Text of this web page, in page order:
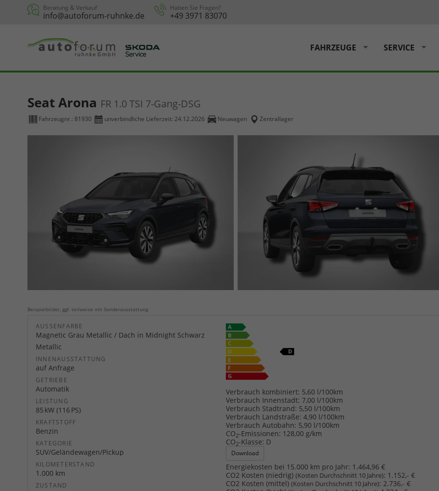
Beratung & Verkauf
info@autoforum-ruhnke.de
Haben Sie Fragen?
+49 3971 83070
FAHRZEUGE SERVICE
Seat Arona FR 1.0 TSI 7-Gang-DSG
Fahrzeugnr.: 81930 unverbindliche Lieferzeit: 24.12.2026 Neuwagen Zentrallager
Beispielbilder, ggf. teilweise mit Sonderausstattung
AUSSENFARBE
Magnetic Grau Metallic / Dach in Midnight Schwarz
Metallic
INNENAUSSTATTUNG
auf Anfrage
GETRIEBE
Automatik
LEISTUNG
85 kW (116 PS)
KRAFTSTOFF
Benzin
KATEGORIE
SUV/Geländewagen/Pickup
KILOMETERSTAND
1.000 km
ZUSTAND
Verbrauch kombiniert: 5,60 l/100km
Verbrauch Innenstadt: 7,00 l/100km
Verbrauch Stadtrand: 5,50 l/100km
Verbrauch Landstraße: 4,90 l/100km
Verbrauch Autobahn: 5,90 l/100km
CO2-Emissionen: 128,00 g/km
CO2-Klasse: D
Download
Energiekosten bei 15.000 km pro Jahr: 1.464,96 €
CO2 Kosten (niedrig) (Kosten Durchschnitt 10 Jahre): 1.152,- €
CO2 Kosten (mittel) (Kosten Durchschnitt 10 Jahre): 2.736,- €